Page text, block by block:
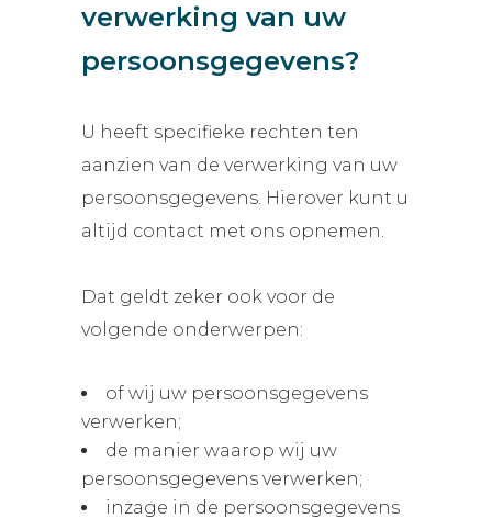
verwerking van uw
persoonsgegevens?
U heeft specifieke rechten ten
aanzien van de verwerking van uw
persoonsgegevens. Hierover kunt u
altijd contact met ons opnemen.
Dat geldt zeker ook voor de
volgende onderwerpen:
of wij uw persoonsgegevens
verwerken;
de manier waarop wij uw
persoonsgegevens verwerken;
inzage in de persoonsgegevens